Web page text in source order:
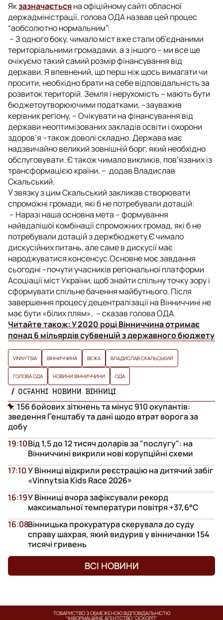
Якзазначаєтьсяна офіційному сайті обласної
держадміністрації, голова ОДА назвав цей процес
“аобсолютно нормальним”:
– З одного боку, чимало міст вже стали об’єднаними
територіальними громадами, а з іншого – ми все ще
очікуємо такий самий розмір фінансування від
держави. Я впевнений, що перш ніж щось вимагати чи
просити, необхідно брати на себе відповідальність за
розвиток територій. Земля і нерухомість – мають бути
бюджетоутворюючими податками, –зауважив
керівник регіону, –Очікувати на фінансування від
держави неоптимізованих закладів освіти і охорони
здоров’я –також доволі складно. Держава має
надзвичайно великий зовнішній борг, який необхідно
обслуговувати.Єтакож чимало викликів, пов’язаних із
трансформацією країни, – додав Владислав
Скальський.
У звязку з цим Скальський закликав створювати
спроможні громади, які б не потребували дотацій:
– Наразі наша основна мета – формування
найвдалішої комбінації спроможних громад, які б не
потребували дотацій з держбюджету.Є чимало
дискусійних питань, але саме в дискусії має
народжуватися консенсус.Основне моє завдання
сьогодні –почути учасників регіональної платформи
Асоціації міст України, щоб знайти спільну точку зору і
сформувати спільне бачення майбутнього. Після
завершення процесу децентралізації на Вінниччині не
має бути «білих плям», –сказав голова ОДА.
Читайте також:У 2020 році Вінниччина отримає
понад 6 мільярдів субвенцій з державного бюджету
VINNYTSIA ВІННИЧЧИНА ВЕЖА ВЛАДИСЛАВ СКАЛЬСЬКИЙ
ГОЛОВА ОДА НОВИНИ ВІННИЧЧИНИ ОДА
ОСТАННІ НОВИНИ ВІННИЦІ
156 бойових зіткнень та мінус 910 окупантів:
зведення Генштабу та дані щодо втрат ворога за
добу
Від 1,5 до 12 тисяч доларів за "послугу": на
Вінниччині викрили нові корупційні схеми
19:10
У Вінниці відкрили реєстрацію на дитячий забіг
«Vinnytsia Kids Race 2026»
17:10
У Вінниці вчора зафіксували рекорд
максимальної температури повітря +37,6°С
16:19
Вінницька прокуратура скерувала до суду
справу шахрая, який видурив у вінничанки 154
тисячі гривень
16:08
ВСІ НОВИНИ
ТОВАРИСТВО З ОБМЕЖЕНОЮ ВІДПОВІДАЛЬНІСТЮ
"ІНФОРМАЦІЙНЕ АГЕНТСТВО "ОСКОРП"